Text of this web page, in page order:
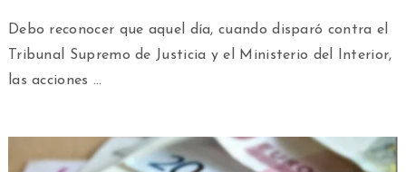
Debo reconocer que aquel día, cuando disparó contra el
Tribunal Supremo de Justicia y el Ministerio del Interior,
las acciones …